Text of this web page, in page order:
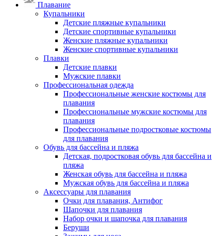
Плавание
Купальники
Детские пляжные купальники
Детские спортивные купальники
Женские пляжные купальники
Женские спортивные купальники
Плавки
Детские плавки
Мужские плавки
Профессиональная одежда
Профессиональные женские костюмы для
плавания
Профессиональные мужские костюмы для
плавания
Профессиональные подростковые костюмы
для плавания
Обувь для бассейна и пляжа
Детская, подростковая обувь для бассейна и
пляжа
Женская обувь для бассейна и пляжа
Мужская обувь для бассейна и пляжа
Аксессуары для плавания
Очки для плавания, Антифог
Шапочки для плавания
Набор очки и шапочка для плавания
Беруши